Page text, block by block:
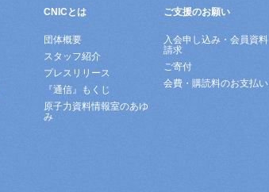
CNICとは
団体概要
スタッフ紹介
プレスリリース
『通信』もくじ
原子力資料情報室のあゆ
み
ご支援のお願い
入会申し込み・会員資料
請求
ご寄付
会費・購読料のお支払い